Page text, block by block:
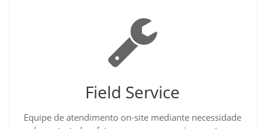
Field Service
Equipe de atendimento on-site mediante necessidade